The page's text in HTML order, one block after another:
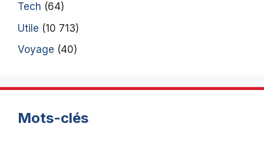
Tech (64)
Utile (10 713)
Voyage (40)
Mots-clés